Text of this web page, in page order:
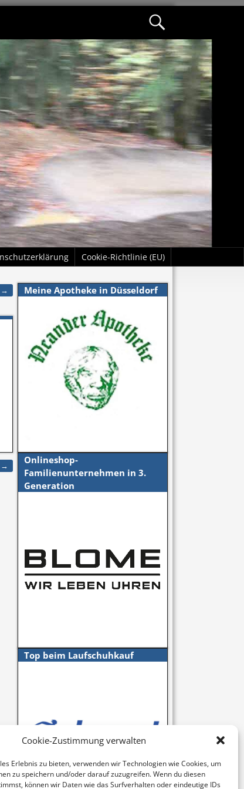
Cookie-Zustimmung verwalten
Erlebnis zu bieten, verwenden wir Technologien wie Cookies, um
zu speichern und/oder darauf zuzugreifen. Wenn du diesen
können wir Daten wie das Surfverhalten oder eindeutige IDs
Cookie-Richtlinie (EU)
→
→
Meine Apotheke in Düsseldorf
Onlineshop-
Familienunternehmen in 3.
Generation
Top beim Laufschuhkauf